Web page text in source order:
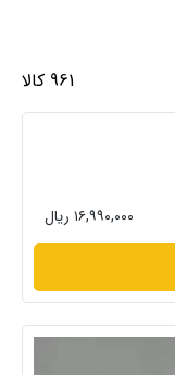
961 کالا
۱۶,۹۹۰,۰۰۰ ریال